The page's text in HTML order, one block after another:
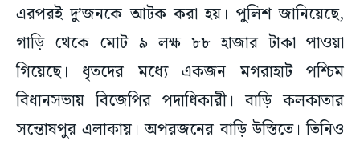
এরপরই দু’জনকে আটক করা হয়। পুলিশ জানিয়েছে,
গাড়ি থেকে মোট ৯ লক্ষ ৮৮ হাজার টাকা পাওয়া
গিয়েছে। ধৃতদের মধ্যে একজন মগরাহাট পশ্চিম
বিধানসভায় বিজেপির পদাধিকারী। বাড়ি কলকাতার
সন্তোষপুর এলাকায়। অপরজনের বাড়ি উস্তিতে। তিনিও